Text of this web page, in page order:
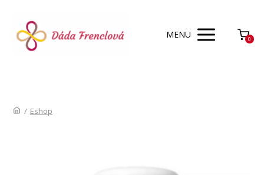
MENU 0
/ Eshop